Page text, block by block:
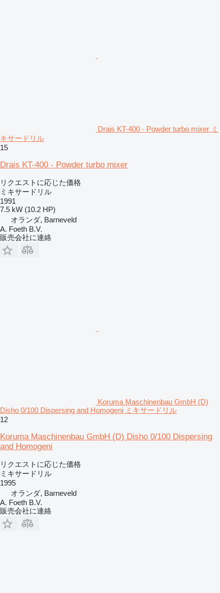
Drais KT-400 - Powder turbo mixer ミ
キサードリル
15
Drais KT-400 - Powder turbo mixer
リクエストに応じた価格
ミキサードリル
1991
7.5 kW (10.2 HP)
オランダ, Barneveld
A. Foeth B.V.
販売会社に連絡
Koruma Maschinenbau GmbH (D)
Disho 0/100 Dispersing and Homogeni ミキサードリル
12
Koruma Maschinenbau GmbH (D) Disho 0/100 Dispersing
and Homogeni
リクエストに応じた価格
ミキサードリル
1995
オランダ, Barneveld
A. Foeth B.V.
販売会社に連絡